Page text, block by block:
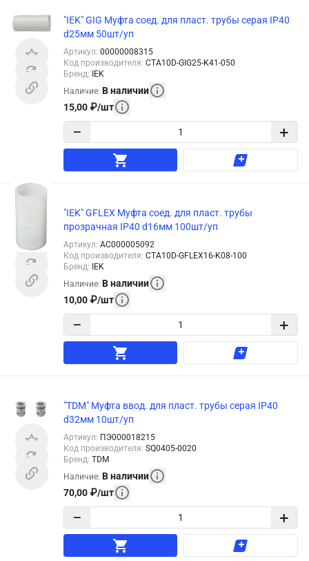
"IEK" GIG Муфта соед. для пласт. трубы серая IP40
d25мм 50шт/уп
Артикул: 00000008315
Код производителя: CTA10D-GIG25-K41-050
Бренд:
IEK
Наличие: В наличии
15,00 ₽/шт
− +
"IEK" GFLEX Муфта соед. для пласт. трубы
прозрачная IP40 d16мм 100шт/уп
Артикул: АС000005092
Код производителя: CTA10D-GFLEX16-K08-100
Бренд:
IEK
Наличие: В наличии
10,00 ₽/шт
− +
"TDM" Муфта ввод. для пласт. трубы серая IP40
d32мм 10шт/уп
Артикул: ПЭ000018215
Код производителя: SQ0405-0020
Бренд: TDM
Наличие: В наличии
70,00 ₽/шт
− +